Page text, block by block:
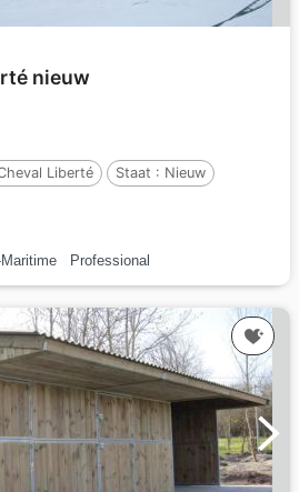
nieuw
Liberté Staat : Nieuw
Professional